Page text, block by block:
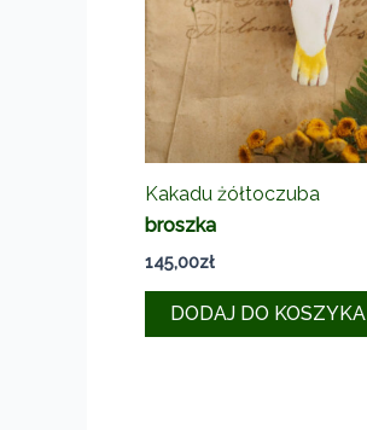
Kakadu żółtoczuba
broszka
145,00zł
DODAJ DO KOSZYKA